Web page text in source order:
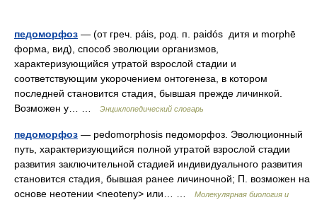
педоморфоз — (от греч. páis, род. п. paidós дитя и morphē
форма, вид), способ эволюции организмов,
характеризующийся утратой взрослой стадии и
соответствующим укорочением онтогенеза, в котором
последней становится стадия, бывшая прежде личинкой.
Возможен у… …
Энциклопедический словарь
педоморфоз — pedomorphosis педоморфоз. Эволюционный
путь, характeризующийся полной утратой взрослой стадии
развития заключительной стадией индивидуального развития
становится стадия, бывшая ранее личиночной; П. возможен на
основе неотении <neoteny> или… …
Молекулярная биология и